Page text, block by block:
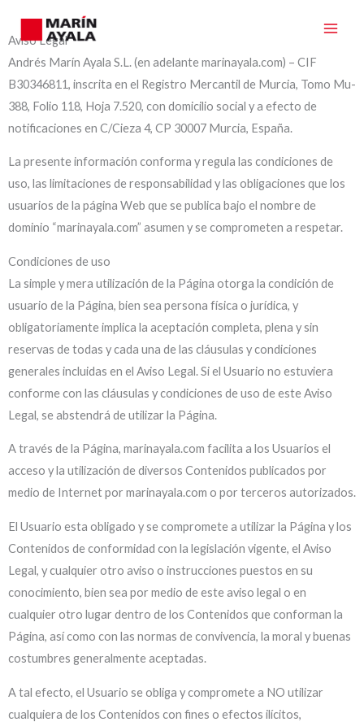
Aviso Legal
Andrés Marín Ayala S.L. (en adelante marinayala.com) – CIF
B30346811, inscrita en el Registro Mercantil de Murcia, Tomo Mu-
388, Folio 118, Hoja 7.520, con domicilio social y a efecto de
notificaciones en C/Cieza 4, CP 30007 Murcia, España.
La presente información conforma y regula las condiciones de
uso, las limitaciones de responsabilidad y las obligaciones que los
usuarios de la página Web que se publica bajo el nombre de
dominio “marinayala.com” asumen y se comprometen a respetar.
Condiciones de uso
La simple y mera utilización de la Página otorga la condición de
usuario de la Página, bien sea persona física o jurídica, y
obligatoriamente implica la aceptación completa, plena y sin
reservas de todas y cada una de las cláusulas y condiciones
generales incluidas en el Aviso Legal. Si el Usuario no estuviera
conforme con las cláusulas y condiciones de uso de este Aviso
Legal, se abstendrá de utilizar la Página.
A través de la Página, marinayala.com facilita a los Usuarios el
acceso y la utilización de diversos Contenidos publicados por
medio de Internet por marinayala.com o por terceros autorizados.
El Usuario esta obligado y se compromete a utilizar la Página y los
Contenidos de conformidad con la legislación vigente, el Aviso
Legal, y cualquier otro aviso o instrucciones puestos en su
conocimiento, bien sea por medio de este aviso legal o en
cualquier otro lugar dentro de los Contenidos que conforman la
Página, así como con las normas de convivencia, la moral y buenas
costumbres generalmente aceptadas.
A tal efecto, el Usuario se obliga y compromete a NO utilizar
cualquiera de los Contenidos con fines o efectos ilícitos,